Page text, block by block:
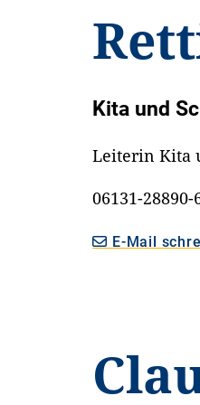
Kita und
Leiterin Kita
06131-28890-
E-Mail